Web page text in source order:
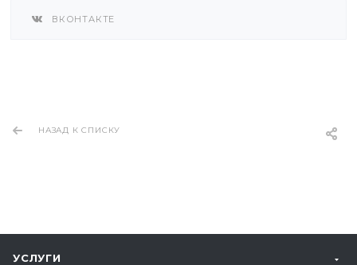
ВКОНТАКТЕ
НАЗАД К СПИСКУ
УСЛУГИ